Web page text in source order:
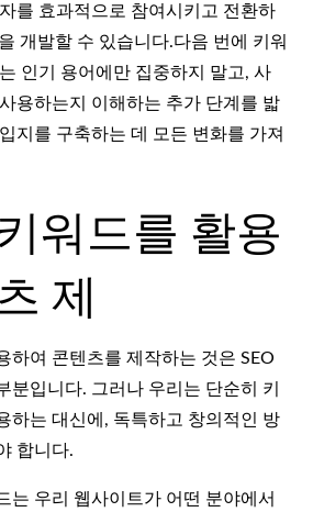
를 효과적으로 참여시키고 전환하
개발할 수 있습니다.다음 번에 키워
인기 용어에만 집중하지 말고, 사
용하는지 이해하는 추가 단계를 밟
지를 구축하는 데 모든 변화를 가져
워드를 활용
제
하여 콘텐츠를 제작하는 것은 SEO
분입니다. 그러나 우리는 단순히 키
하는 대신에, 독특하고 창의적인 방
합니다.
는 우리 웹사이트가 어떤 분야에서